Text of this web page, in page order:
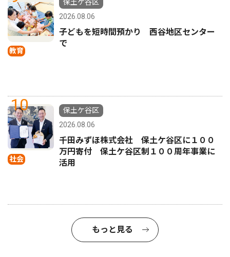
教育
保土ケ谷区
2026.08.06
子どもを短時間預かり 西谷地区センター
で
10
社会
保土ケ谷区
2026.08.06
千田みずほ株式会社 保土ケ谷区に１００
万円寄付 保土ケ谷区制１００周年事業に
活用
もっと見る